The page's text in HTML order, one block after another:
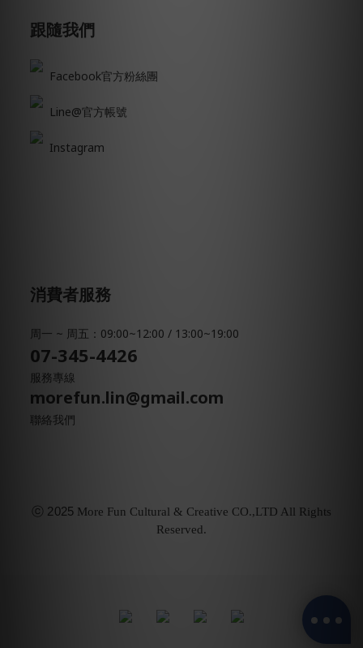
跟隨我們
Facebook官方粉絲團
Line@官方帳號
Instagram
消費者服務
周一 ~ 周五：09:00~12:00 / 13:00~19:00
07-345-4426
服務專線
morefun.lin@gmail.com
聯絡我們
ⓒ 2025 More Fun Cultural & Creative CO.,LTD All Rights
Reserved.